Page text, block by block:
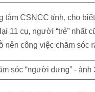
CSNCC tỉnh, cho
11 cụ, người “trẻ” nhất
nên công việc chăm sóc